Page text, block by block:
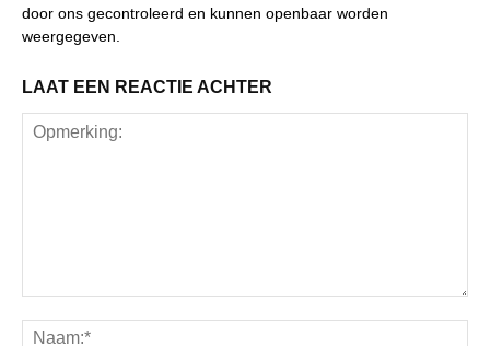
door ons gecontroleerd en kunnen openbaar worden
weergegeven.
LAAT EEN REACTIE ACHTER